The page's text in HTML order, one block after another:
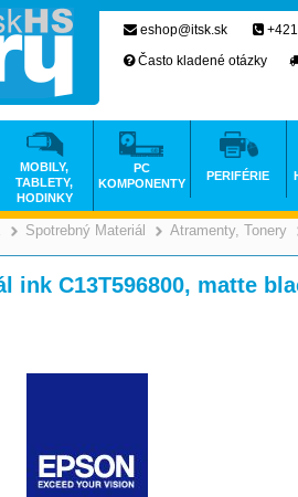
>
Spotrebný Materiál >
Atramenty, Tonery
ink C13T596800, matte
eshop@itsk.sk
Často kladené otázky
MOBILY,
TABLETY,
HODINKY
PC
KOMPONENTY
PERIFÉRIE